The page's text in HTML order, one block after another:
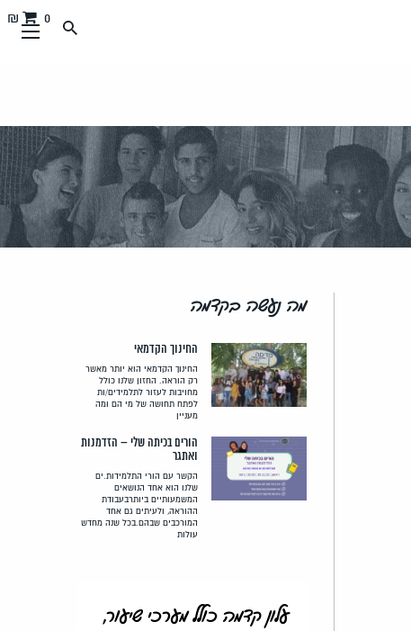
0 ₪
מה נעשה בקדמה
החינוך הקדמאי
החינוך הקדמאי הוא יותר מאשר
רק הוראה. החזון שלנו כולל
מחויבות לעזור לתלמידים/ות
לפתח תחושה של מי הם ומה
מעניין
הורים בכיתה שלי – הזדמנות
ואתגר
הקשר עם הורי התלמידות.ים
שלנו הוא אחד הנושאים
המשמעותיים ביותרבעבודת
ההוראה, ולעיתים גם אחד
המורכבים שבהם.בכל שנה מחדש
עולות
עלון קדמה כולל מערכי שיעור,